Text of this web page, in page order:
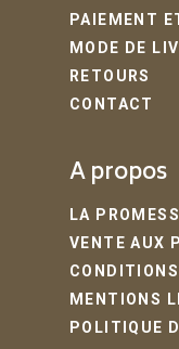
PAIEMENT
MODE DE
RETOURS
CONTACT
A propos
LA
VENTE AUX
MENTIONS
POLITIQUE